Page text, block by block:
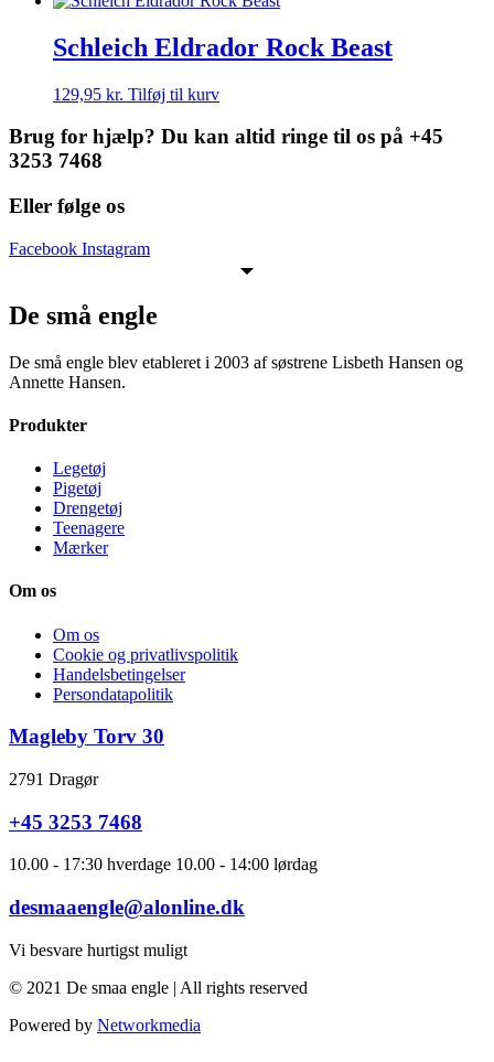
Schleich Eldrador Rock Beast
129,95 kr. Tilføj til kurv
Brug for hjælp? Du kan altid ringe til os på +45
3253 7468
Eller følge os
Facebook Instagram
De små engle
De små engle blev etableret i 2003 af søstrene Lisbeth Hansen og
Annette Hansen.
Produkter
Legetøj
Pigetøj
Drengetøj
Teenagere
Mærker
Om os
Om os
Cookie og privatlivspolitik
Handelsbetingelser
Persondatapolitik
Magleby Torv 30
2791 Dragør
+45 3253 7468
10.00 - 17:30 hverdage 10.00 - 14:00 lørdag
desmaaengle@alonline.dk
Vi besvare hurtigst muligt
© 2021 De smaa engle | All rights reserved
Powered by Networkmedia